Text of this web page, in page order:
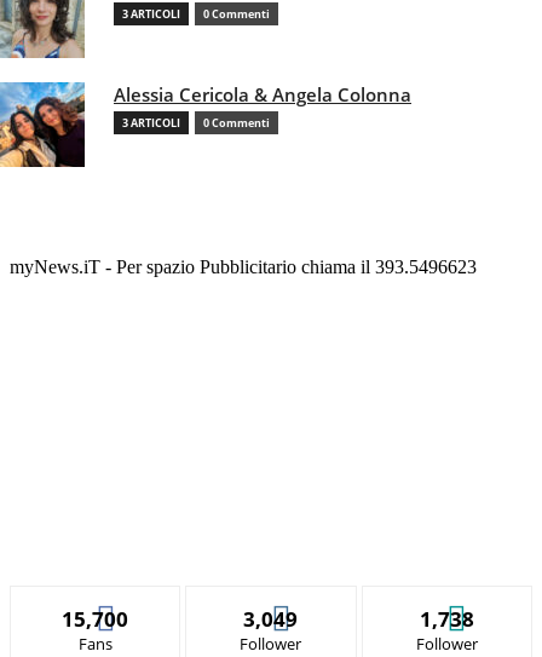
3 ARTICOLI 0 Commenti
Alessia Cericola & Angela Colonna
3 ARTICOLI 0 Commenti
myNews.iT - Per spazio Pubblicitario chiama il 393.5496623
15,700
Fans
3,049
Follower
1,738
Follower